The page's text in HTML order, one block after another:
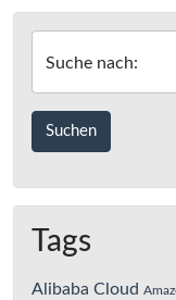
Suche nach:
Tags
Alibaba Cloud